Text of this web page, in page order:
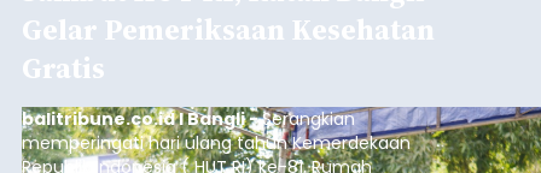
Gelar Pemeriksaan Kesehatan
Gratis
balitribune.co.id I Bangli -Serangkian
memperingati hari ulang tahun Kemerdekaan
Republik Indonesia ( HUT RI) ke-81, Rumah